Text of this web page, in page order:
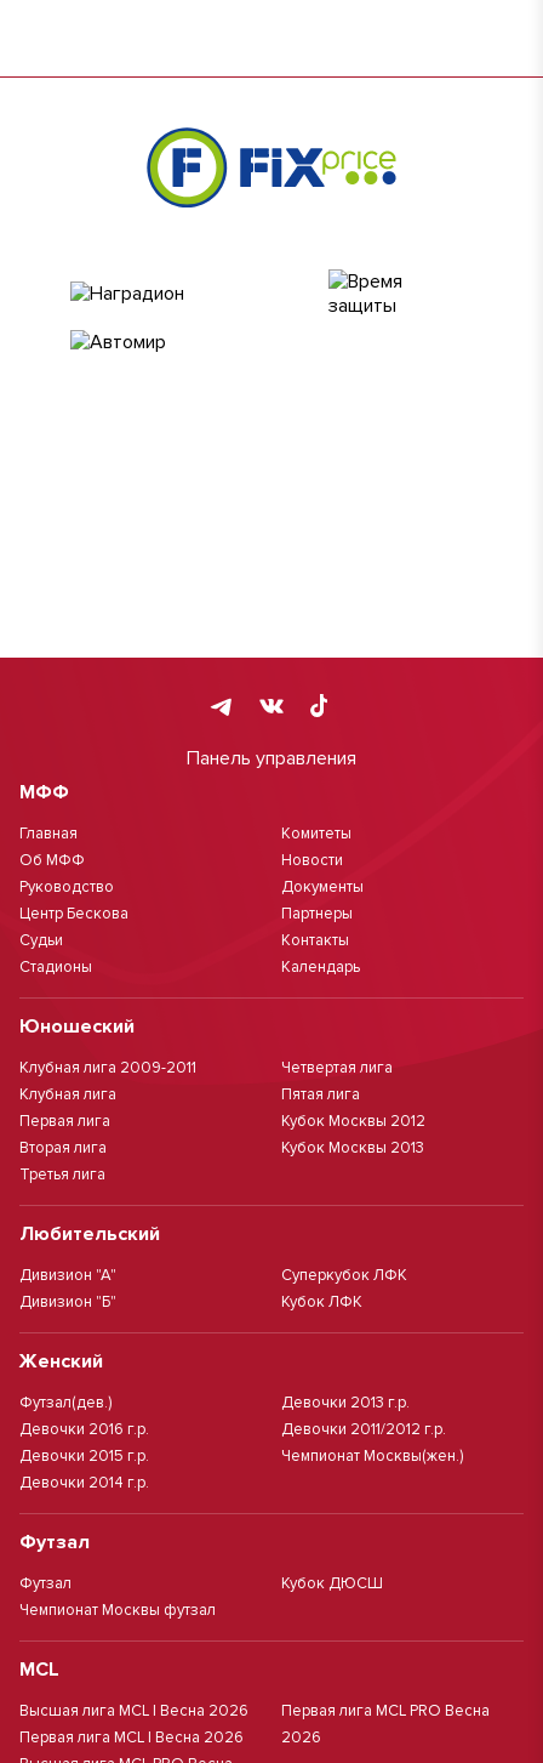
Панель управления
МФФ
Главная
Об МФФ
Руководство
Центр Бескова
Судьи
Стадионы
Комитеты
Новости
Документы
Партнеры
Контакты
Календарь
Юношеский
Клубная лига 2009-2011
Клубная лига
Первая лига
Вторая лига
Третья лига
Четвертая лига
Пятая лига
Кубок Москвы 2012
Кубок Москвы 2013
Любительский
Дивизион "А"
Дивизион "Б"
Суперкубок ЛФК
Кубок ЛФК
Женский
Футзал(дев.)
Девочки 2016 г.р.
Девочки 2015 г.р.
Девочки 2014 г.р.
Девочки 2013 г.р.
Девочки 2011/2012 г.р.
Чемпионат Москвы(жен.)
Футзал
Футзал
Чемпионат Москвы футзал
Кубок ДЮСШ
MCL
Высшая лига MCL | Весна 2026
Первая лига MCL | Весна 2026
Первая лига MCL PRO Весна
2026